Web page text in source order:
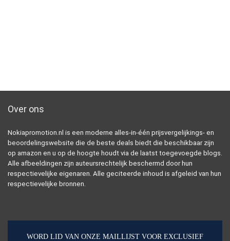
Over ons
Nokiapromotion.nl is een moderne alles-in-één prijsvergelijkings- en
beoordelingswebsite die de beste deals biedt die beschikbaar zijn
op amazon en u op de hoogte houdt via de laatst toegevoegde blogs.
Alle afbeeldingen zijn auteursrechtelijk beschermd door hun
respectievelijke eigenaren. Alle geciteerde inhoud is afgeleid van hun
respectievelijke bronnen.
WORD LID VAN ONZE MAILLIJST VOOR EXCLUSIEF